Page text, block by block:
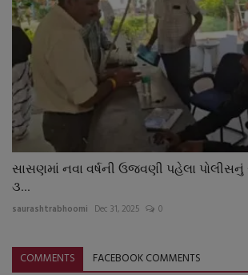
સાસણમાં નવા વર્ષની ઉજવણી પહેલા
૩...
saurashtrabhoomi Dec 31, 2025 0
COMMENTS FACEBOOK COMMENTS